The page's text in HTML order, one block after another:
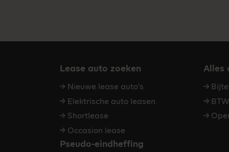
Lease auto zoeken
Nieuwe lease auto's
Elektrische auto leasen
Shortlease
Occasion lease
Alles
Pseudo-eindheffing